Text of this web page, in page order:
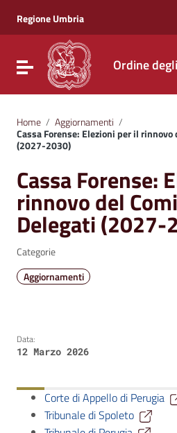
Vai al menu di navigazione
Vai al footer
Regione Umbria
Attiva / disattiva la navigazione
Ordine
Home / Aggiornamenti /
Cassa Forense: Elezioni per il
(2027-2030)
Cassa Forense:
rinnovo del
Delegati (2027-
Categorie
Aggiornamenti
Data:
12 Marzo 2026
Corte di Appello di Perugia
Tribunale di Spoleto